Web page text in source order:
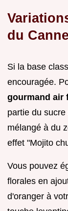
du
Si la base
encouragée.
gourmand air
partie du
mélangé à du
effet "Mojito
Vous pouvez
florales en
d'oranger à